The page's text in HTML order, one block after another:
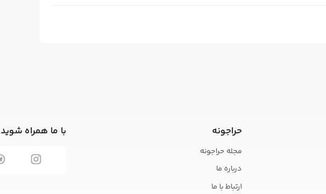
حراجونه
مجله حراجونه
درباره ما
ارتباط با ما
با ما همراه شوید